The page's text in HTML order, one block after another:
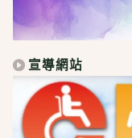
宣導網站